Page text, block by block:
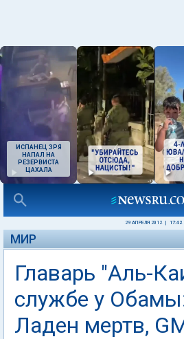
ИСПАНЕЦ ЗРЯ
НАПАЛ НА
РЕЗЕРВИСТА
ЦАХАЛА
29 АПРЕЛЯ 2012 17:42
МИР
Главарь "Аль-
службе у
Ладен мертв,